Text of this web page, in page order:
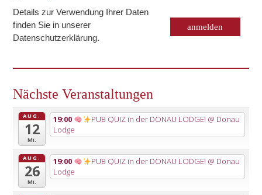
Details zur Verwendung Ihrer Daten
finden Sie in unserer
Datenschutzerklärung.
Nächste Veranstaltungen
AUG.
12
Mi.
19:00 PUB QUIZ in der DONAU LODGE! @ Donau
Lodge
AUG.
26
Mi.
19:00 PUB QUIZ in der DONAU LODGE! @ Donau
Lodge